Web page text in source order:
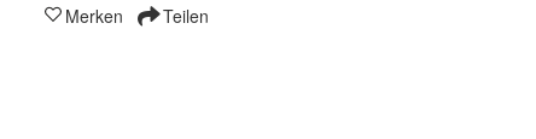
Merken Teilen